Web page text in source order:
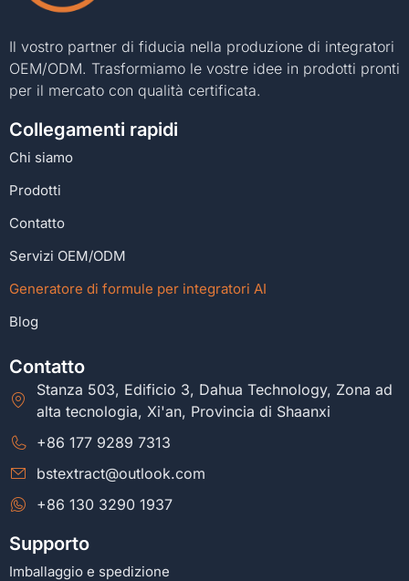
Il vostro partner di fiducia nella produzione di integratori
OEM/ODM. Trasformiamo le vostre idee in prodotti pronti
per il mercato con qualità certificata.
Collegamenti rapidi
Chi siamo
Prodotti
Contatto
Servizi OEM/ODM
Generatore di formule per integratori AI
Blog
Contatto
Stanza 503, Edificio 3, Dahua Technology, Zona ad
alta tecnologia, Xi'an, Provincia di Shaanxi
+86 177 9289 7313
bstextract@outlook.com
+86 130 3290 1937
Supporto
Imballaggio e spedizione